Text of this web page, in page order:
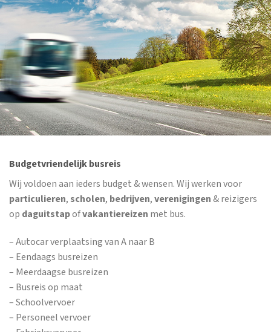
Budgetvriendelijk busreis
Wij voldoen aan ieders budget & wensen. Wij werken voor
particulieren,scholen, bedrijven,verenigingen& reizigers
op daguitstapofvakantiereizen met bus.
– Autocar verplaatsing van A naar B
– Eendaags busreizen
– Meerdaagse busreizen
– Busreis op maat
– Schoolvervoer
– Personeel vervoer